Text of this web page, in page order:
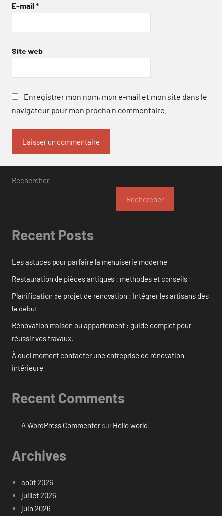
E-mail *
Site web
Enregistrer mon nom, mon e-mail et mon site dans le
navigateur pour mon prochain commentaire.
Rechercher
Rechercher
Recent Posts
Les astuces pour parfaire la menuiserie moderne
Restauration de pièces antiques : méthodes et conseils
Planification de projet de rénovation : Intégrer les artisans dès
le début
Rénovation maison ou appartement : guide complet pour
réussir vos travaux.
À quel moment contacter une entreprise de rénovation
intérieure
Recent Comments
A WordPress Commentersur Hello world!
Archives
août 2026
juillet 2026
juin 2026